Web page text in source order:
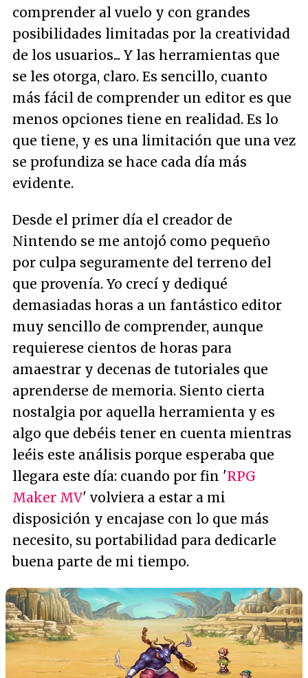
comprender al vuelo y con grandes
posibilidades limitadas por la creatividad
de los usuarios... Y las herramientas que
se les otorga, claro. Es sencillo, cuanto
más fácil de comprender un editor es que
menos opciones tiene en realidad. Es lo
que tiene, y es una limitación que una vez
se profundiza se hace cada día más
evidente.
Desde el primer día el creador de
Nintendo se me antojó como pequeño
por culpa seguramente del terreno del
que provenía. Yo crecí y dediqué
demasiadas horas a un fantástico editor
muy sencillo de comprender, aunque
requierese cientos de horas para
amaestrar y decenas de tutoriales que
aprenderse de memoria. Siento cierta
nostalgia por aquella herramienta y es
algo que debéis tener en cuenta mientras
leéis este análisis porque esperaba que
llegara este día: cuando por fin 'RPG
Maker MV' volviera a estar a mi
disposición y encajase con lo que más
necesito, su portabilidad para dedicarle
buena parte de mi tiempo.